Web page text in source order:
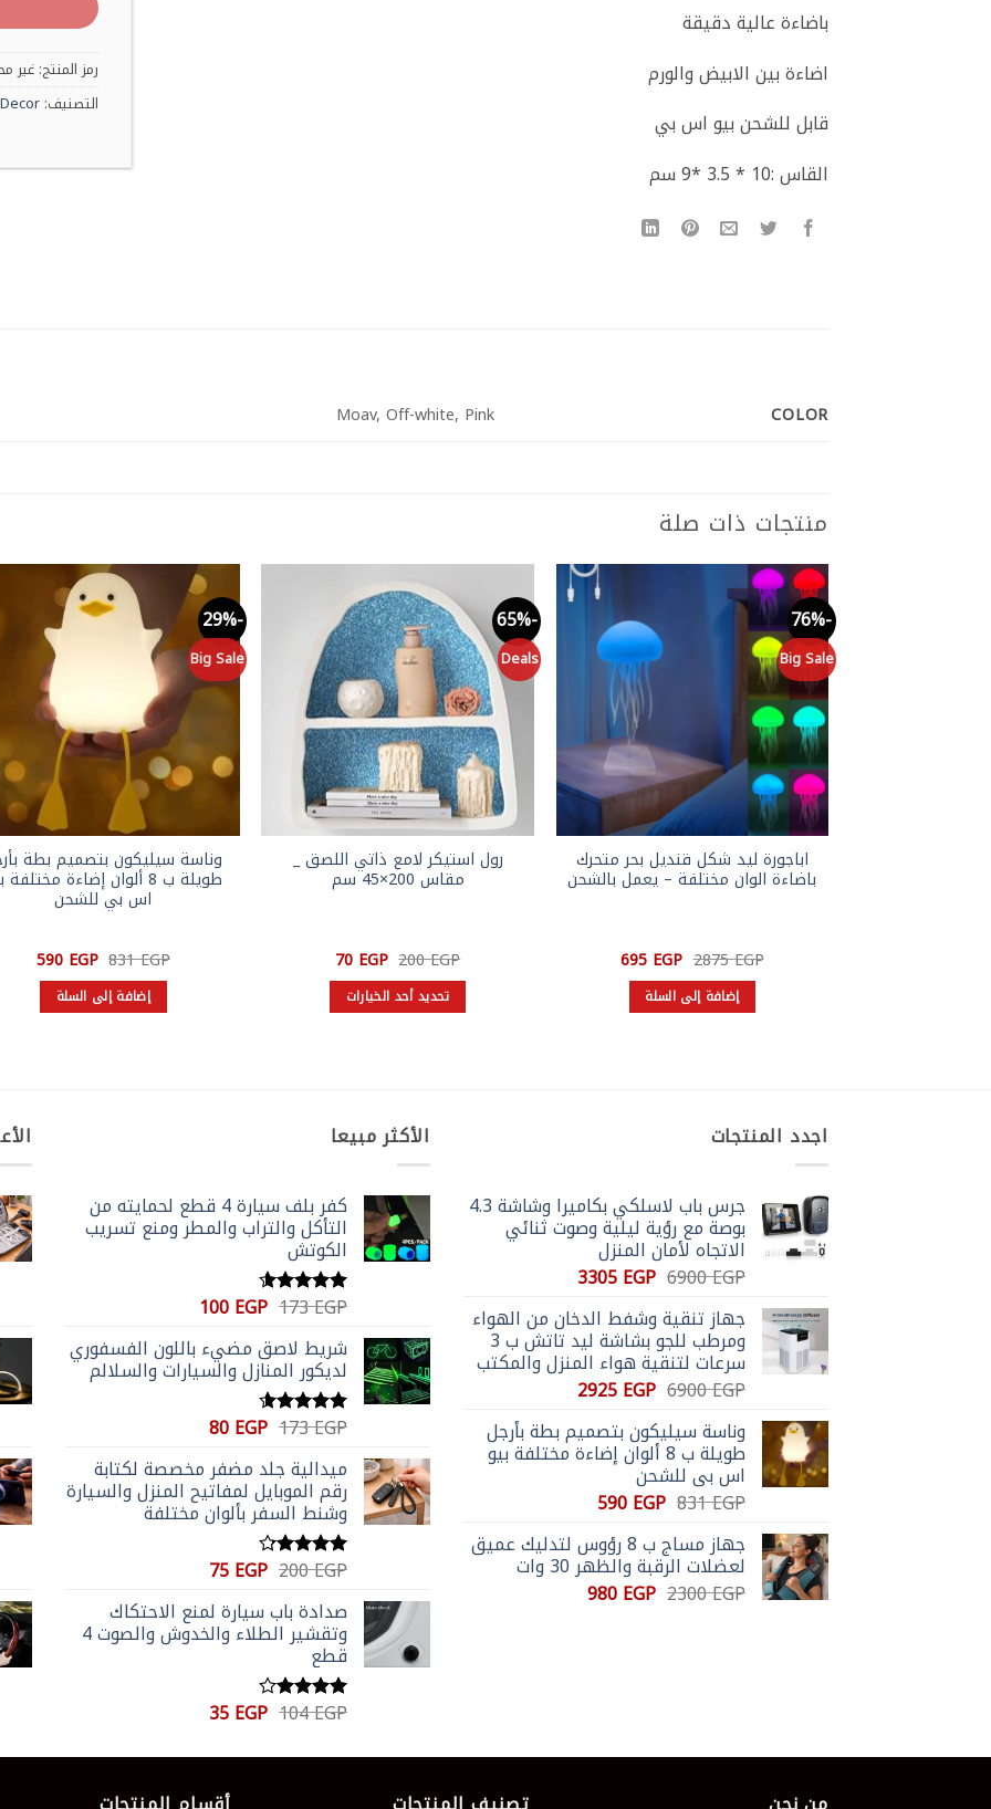
باضاءة عالية دقيقة
اضاءة بين الابيض والورم
قابل للشحن بيو اس بي
القاس :10 * 3.5 *9 سم
رمز المنتج: غير
التصنيف: Decor
COLOR
Moav, Off-white, Pink
منتجات ذات صلة
-76%
Big Sale
wishlist
اباجورة ليد شكل قنديل بحر متحرك
باضاءة الوان مختلفة – يعمل بالشحن
2875EGP السعر
الأصلي
هو:
2875 EGP.
695 EGP السعر
الحالي
إضافة إلى السلة
-65%
Deals
رول استيكر لامع ذاتي اللصق _
مقاس 200×45 سم
200EGP السعر
الأصلي
هو:
200 EGP.
70 EGP الحالي
هو:
70 EGP. تحديد أحد الخيارات
هناك
المختلفة
لهذا
المنتج.
يمكن
اختيار
الخيارات
على
-29%
Big Sale
وناسة سيليكون بتصميم بطة
طويلة ب 8 ألوان إضاءة
اس بي للشحن
831EGP السعر
الأصلي
هو:
831 EGP.
590 EGP السعر
الحالي
إضافة إلى السلة
اجدد المنتجات
جرس باب لاسلكي بكاميرا وشاشة 4.3
بوصة مع رؤية ليلية وصوت ثنائي
الاتجاه لأمان المنزل
6900EGP السعر
هو:
6900 EGP.
3305 EGP السعر
هو:
3305 EGP.
جهاز تنقية وشفط الدخان من الهواء
ومرطب للجو بشاشة ليد تاتش ب 3
سرعات لتنقية هواء المنزل والمكتب
6900EGP السعر
هو:
6900 EGP.
2925 EGP السعر
هو:
2925 EGP.
وناسة سيليكون بتصميم بطة بأرجل
طويلة ب 8 ألوان إضاءة مختلفة بيو
اس بي للشحن
831EGP السعر
هو:
831 EGP.
590 EGP السعر
هو:
590 EGP.
جهاز مساج ب 8 رؤوس لتدليك عميق
لعضلات الرقبة والظهر 30 وات
2300EGP السعر980 EGP السعر
الأكثر مبيعا
كفر بلف سيارة 4 قطع لحمايته من
التأكل والتراب والمطر ومنع تسريب
الكوتش
تم التقييم
173EGP السعر
هو:
173 EGP.
100 EGP السعر
هو:
100 EGP.
شريط لاصق مضيء باللون الفسفوري
لديكور المنازل والسيارات والسلالم
تم التقييم
173EGP السعر
هو:
173 EGP.
80 EGP السعر
هو:
80 EGP.
ميدالية جلد مضفر مخصصة لكتابة
رقم الموبايل لمفاتيح المنزل والسيارة
وشنط السفر بألوان مختلفة
تم التقييم
200EGP السعر
هو:
200 EGP.
75 EGP السعر
هو:
75 EGP.
صدادة باب سيارة لمنع الاحتكاك
وتقشير الطلاء والخدوش والصوت 4
قطع
تم
104EGP السعر
هو:
35 EGP السعر
هو: